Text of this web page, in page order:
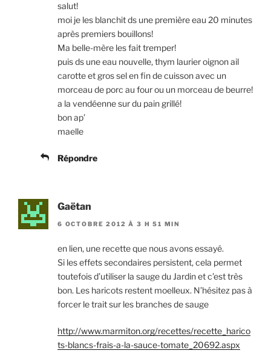
salut!
moi je les blanchit ds une première eau 20 minutes
après premiers bouillons!
Ma belle-mère les fait tremper!
puis ds une eau nouvelle, thym laurier oignon ail
carotte et gros sel en fin de cuisson avec un
morceau de porc au four ou un morceau de beurre!
a la vendéenne sur du pain grillé!
bon ap’
maelle
Répondre
Gaëtan
6 OCTOBRE 2012 À 3 H 51 MIN
en lien, une recette que nous avons essayé.
Si les effets secondaires persistent, cela permet
toutefois d’utiliser la sauge du Jardin et c’est très
bon. Les haricots restent moelleux. N’hésitez pas à
forcer le trait sur les branches de sauge
http://www.marmiton.org/recettes/recette_harico
ts-blancs-frais-a-la-sauce-tomate_20692.aspx